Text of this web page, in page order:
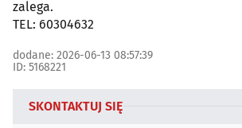
zalega.
TEL: 60304632
dodane: 2026-06-13 08:57:39
ID: 5168221
SKONTAKTUJ SIĘ